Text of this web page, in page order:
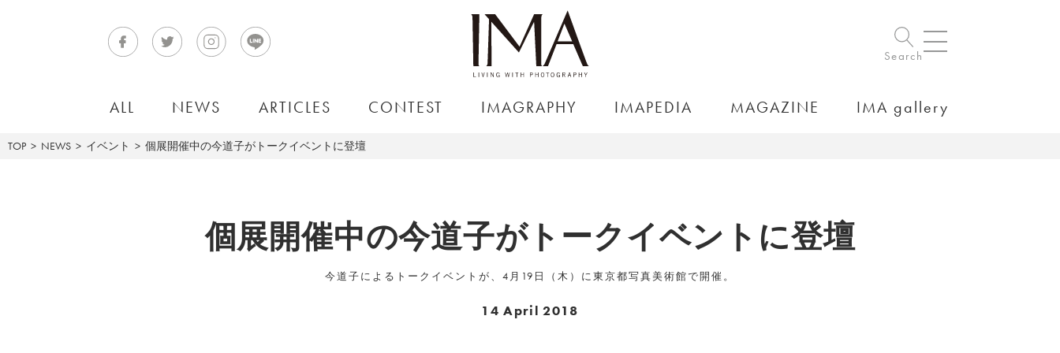
Search
ALL NEWS ARTICLES CONTEST IMAGRAPHY IMAPEDIA MAGAZINE IMA gallery
TOP NEWS イベント 個展開催中の今道子がトークイベントに登壇
個展開催中の今道子がトークイベントに登壇
今道子によるトークイベントが、4月19日（木）に東京都写真美術館で開催。
14 April 2018